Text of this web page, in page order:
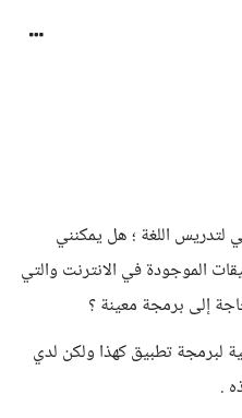
لتدريس اللغة ؛ هل يمكنني
الموجودة في الانترنت والتي
إلى برمجة معينة ؟
لبرمجة تطبيق كهذا ولكن لدي
.